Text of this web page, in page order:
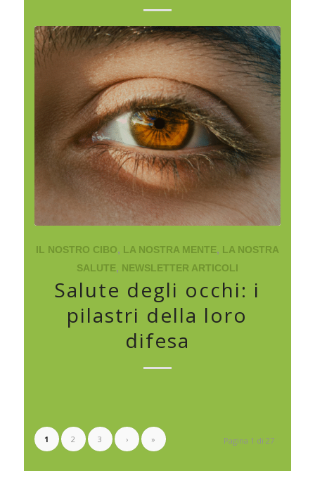
IL NOSTRO CIBO, LA NOSTRA MENTE, LA NOSTRA
SALUTE, NEWSLETTER ARTICOLI
Salute degli occhi: i
pilastri della loro
difesa
Pagina 1 di 27
1 2 3 › »